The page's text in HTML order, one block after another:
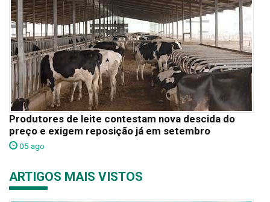
Produtores de leite contestam nova descida do
preço e exigem reposição já em setembro
05 ago
ARTIGOS MAIS VISTOS